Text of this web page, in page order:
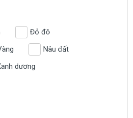
Đỏ đô
Nâu đất
dương